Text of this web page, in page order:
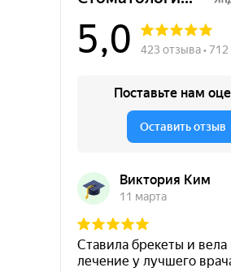
info@odpclinic.ru